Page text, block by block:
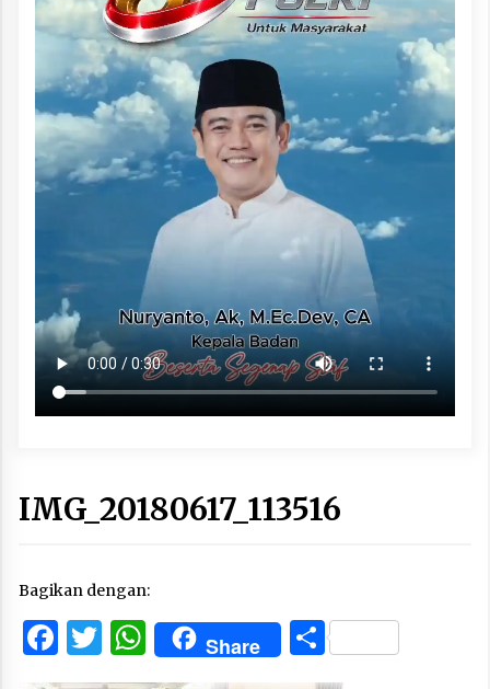
IMG_20180617_113516
Bagikan dengan:
Facebook
Twitter
WhatsApp
Share Share